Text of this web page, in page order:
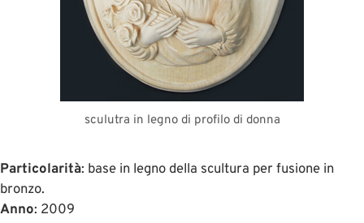
sculutra in legno di profilo di donna
Particolarità: base in legno della scultura per fusione in
bronzo.
Anno: 2009